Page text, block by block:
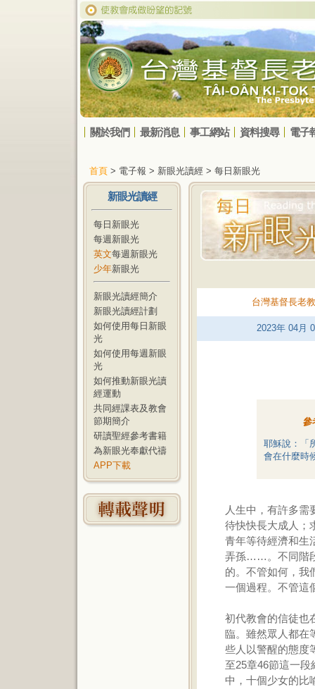
關於我們 最新消息 事工網站 資料搜尋 電子
首頁 > 電子報 > 新眼光讀經 > 每日新眼光
新眼光讀經
每日新眼光
每週新眼光
英文每週新眼光
少年新眼光
新眼光讀經簡介
新眼光讀經計劃
如何使用每日新眼
光
如何使用每週新眼
光
如何推動新眼光讀
經運動
共同經課表及教會
節期簡介
研讀聖經參考書籍
為新眼光奉獻代禱
APP下載
台灣基督長老
2023年 04月
參
耶穌說：「
會在什麼時
人生中，有許多需
待快快長大成人；
青年等待經濟和生
弄孫……。不同階
的。不管如何，我
一個過程。不管這
初代教會的信徒也
臨。雖然眾人都在
些人以警醒的態度
至25章46節這一
中，十個少女的比